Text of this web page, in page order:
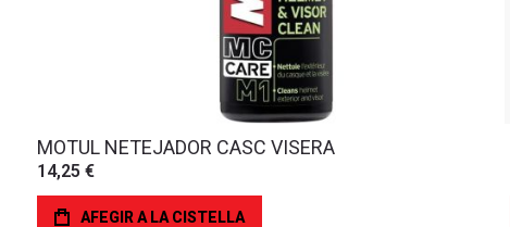
MOTUL NETEJADOR CASC VISERA
14,25 €
AFEGIR A LA CISTELLA